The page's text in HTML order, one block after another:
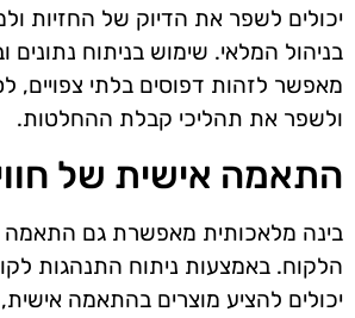
יכולים לשפר את הדיוק של החזיות
בניהול המלאי. שימוש בניתוח נתונים
מאפשר לזהות דפוסים בלתי צפויים,
ולשפר את תהליכי קבלת ההחלטות.
התאמה אישית של
בינה מלאכותית מאפשרת גם התאמה
הלקוח. באמצעות ניתוח התנהגות
יכולים להציע מוצרים בהתאמה